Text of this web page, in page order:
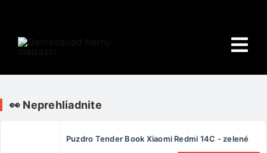
content
👀 Neprehliadnite
Puzdro Tender Book Xiaomi Redmi 14C - zelené